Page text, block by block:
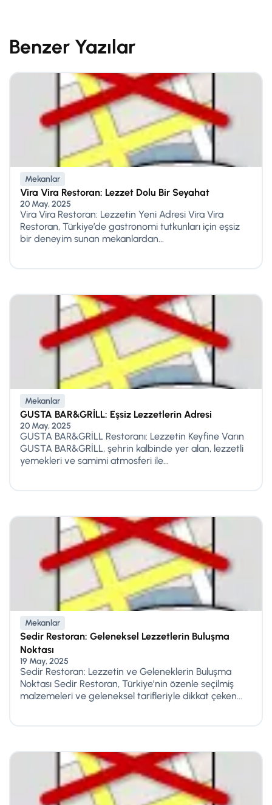
Benzer Yazılar
Mekanlar
Vira Vira Restoran: Lezzet Dolu Bir Seyahat
20 May, 2025
Vira Vira Restoran: Lezzetin Yeni Adresi Vira Vira
Restoran, Türkiye’de gastronomi tutkunları için eşsiz
bir deneyim sunan mekanlardan...
Mekanlar
GUSTA BAR&GRİLL: Eşsiz Lezzetlerin Adresi
20 May, 2025
GUSTA BAR&GRİLL Restoranı: Lezzetin Keyfine Varın
GUSTA BAR&GRİLL, şehrin kalbinde yer alan, lezzetli
yemekleri ve samimi atmosferi ile...
Mekanlar
Sedir Restoran: Geleneksel Lezzetlerin Buluşma
Noktası
19 May, 2025
Sedir Restoran: Lezzetin ve Geleneklerin Buluşma
Noktası Sedir Restoran, Türkiye’nin özenle seçilmiş
malzemeleri ve geleneksel tarifleriyle dikkat çeken...